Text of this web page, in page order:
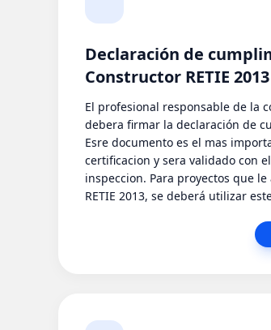
Declaración de
Constructor RETIE 2013
El profesional responsable de la
debera firmar la declaración de
Esre documento es el mas
certificacion y sera validado con
inspeccion. Para proyectos que
RETIE 2013, se deberá utilizar